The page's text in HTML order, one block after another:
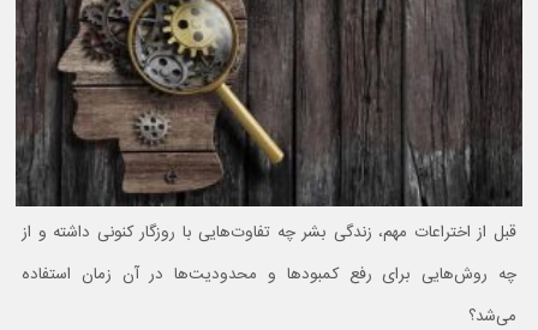
قبل از اختراعات مهم، زندگی بشر چه تفاوت‌هایی با روزگار کنونی داشته و از
چه روش‌هایی برای رفع کمبودها و محدودیت‌ها در آن زمان استفاده
می‌شد؟